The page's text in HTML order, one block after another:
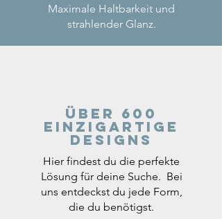
Maximale Haltbarkeit und
strahlender Glanz.
Über 600
einzigartige
Designs
Hier findest du die perfekte
Lösung für deine Suche. Bei
uns entdeckst du jede Form,
die du benötigst.